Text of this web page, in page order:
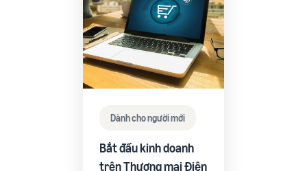
Dành cho người mới
Bắt đầu kinh doanh
trên Thương mại Điện